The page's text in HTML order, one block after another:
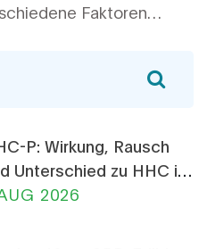
Faktoren
Toleranz und die
Thema zu geben,
Fakten und
P: Wirkung, Rausch
Unterschied zu HHC im
2026